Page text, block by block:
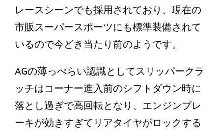
レースシーンでも採用されており、現在の
市販スーパースポーツにも標準装備されて
いるので今どき当たり前のようです。
AGの薄っぺらい認識としてスリッパークラ
ッチはコーナー進入前のシフトダウン時に
落とし過ぎで高回転となり、エンジンブレ
ーキが効きすぎてリアタイヤがロックする